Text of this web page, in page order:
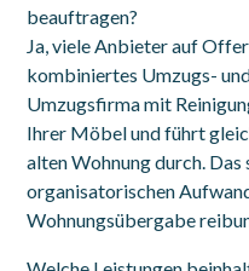
beauftragen?
Ja, viele Anbieter auf
kombiniertes Umzugs-
Umzugsfirma mit
Ihrer Möbel und führt
alten Wohnung durch.
organisatorischen
Wohnungsübergabe